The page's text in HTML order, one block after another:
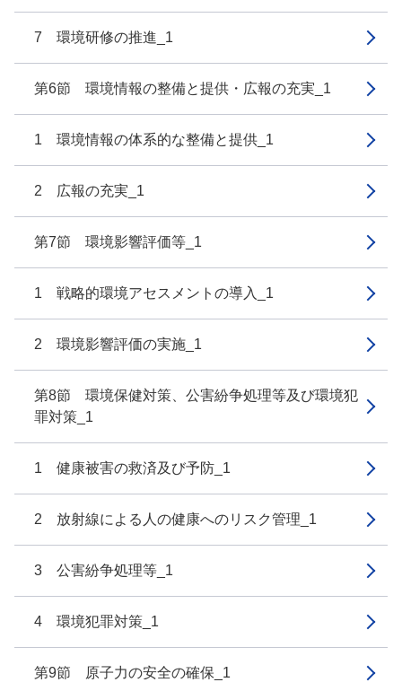
7 環境研修の推進_1
第6節 環境情報の整備と提供・広報の充実_1
1 環境情報の体系的な整備と提供_1
2 広報の充実_1
第7節 環境影響評価等_1
1 戦略的環境アセスメントの導入_1
2 環境影響評価の実施_1
第8節 環境保健対策、公害紛争処理等及び環境犯
罪対策_1
1 健康被害の救済及び予防_1
2 放射線による人の健康へのリスク管理_1
3 公害紛争処理等_1
4 環境犯罪対策_1
第9節 原子力の安全の確保_1